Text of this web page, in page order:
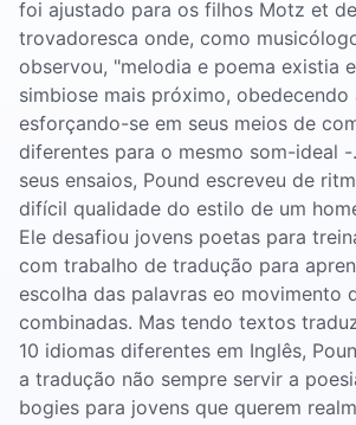
foi ajustado para os filhos Motz et
trovadoresca onde, como
observou, "melodia e poema existia
simbiose mais próximo, obedecendo
esforçando-se em seus meios de
diferentes para o mesmo som-ideal -
seus ensaios, Pound escreveu de
difícil qualidade do estilo de um
Ele desafiou jovens poetas para
com trabalho de tradução para
escolha das palavras eo movimento
combinadas. Mas tendo textos
10 idiomas diferentes em Inglês,
a tradução não sempre servir a
bogies para jovens que querem